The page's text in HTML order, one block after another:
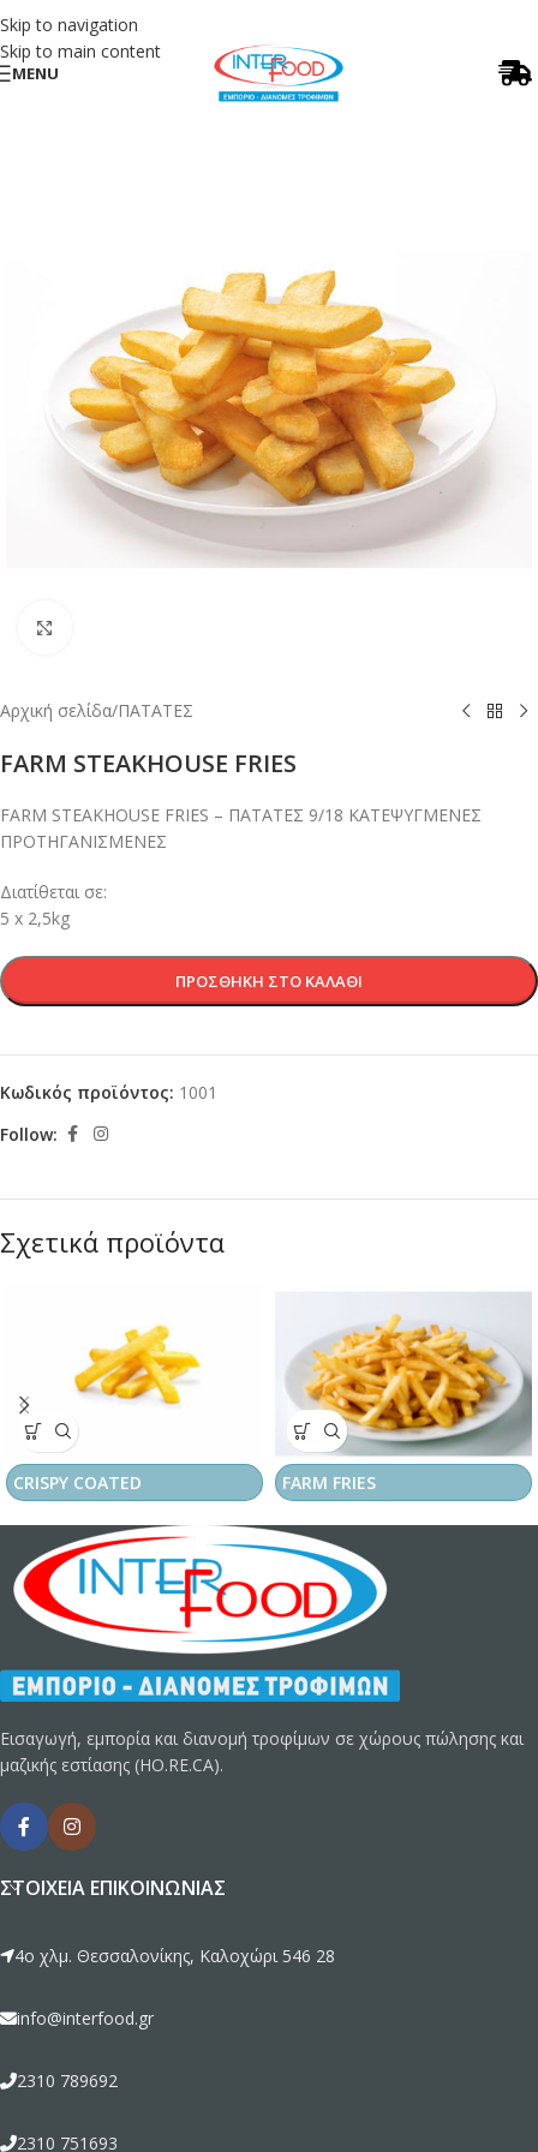
Skip to navigation
Skip to main content
MENU
Αρχική σελίδα/ΠΑΤΑΤΕΣ
FARM STEAKHOUSE FRIES
FARM STEAKHOUSE FRIES – ΠΑΤΑΤΕΣ 9/18 ΚΑΤΕΨΥΓΜΕΝΕΣ
ΠΡΟΤΗΓΑΝΙΣΜΕΝΕΣ
Διατίθεται σε:
5 x 2,5kg
ΠΡΟΣΘΉΚΗ ΣΤΟ ΚΑΛΆΘΙ
Κωδικός προϊόντος: 1001
Follow:
Σχετικά προϊόντα
CRISPY COATED FARM FRIES
Εισαγωγή, εμπορία και διανομή τροφίμων σε χώρους πώλησης και
μαζικής εστίασης (HO.RE.CA).
ΣΤΟΙΧΕΊΑ ΕΠΙΚΟΙΝΩΝΊΑΣ
4ο χλμ. Θεσσαλονίκης, Καλοχώρι 546 28
info@interfood.gr
2310 789692
2310 751693